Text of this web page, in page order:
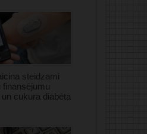
steidzami
finansējumu
cukura diabēta